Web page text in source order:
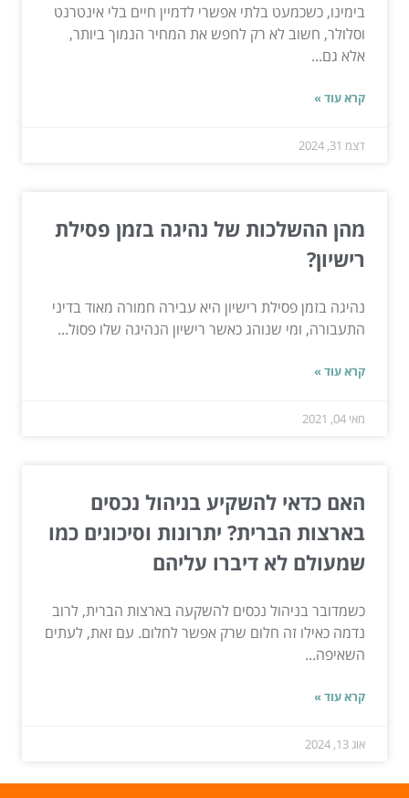
בימינו, כשכמעט בלתי אפשרי לדמיין חיים בלי אינטרנט
וסלולר, חשוב לא רק לחפש את המחיר הנמוך ביותר,
אלא גם...
קרא עוד »
דצמ 31, 2024
מהן ההשלכות של נהיגה בזמן פסילת
רישיון?
נהיגה בזמן פסילת רישיון היא עבירה חמורה מאוד בדיני
התעבורה, ומי שנוהג כאשר רישיון הנהיגה שלו פסול...
קרא עוד »
מאי 04, 2021
האם כדאי להשקיע בניהול נכסים
בארצות הברית? יתרונות וסיכונים כמו
שמעולם לא דיברו עליהם
כשמדובר בניהול נכסים להשקעה בארצות הברית, לרוב
נדמה כאילו זה חלום שרק אפשר לחלום. עם זאת, לעתים
השאיפה...
קרא עוד »
אוג 13, 2024